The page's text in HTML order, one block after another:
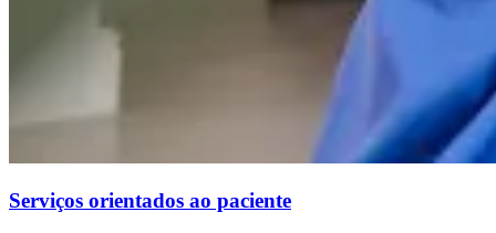
Serviços orientados ao paciente